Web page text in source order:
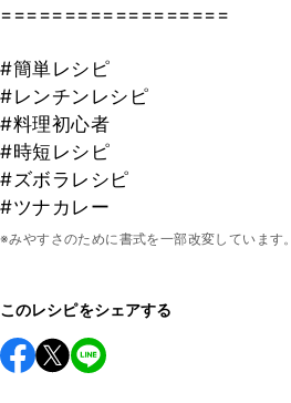
==================
#簡単レシピ
#レンチンレシピ
#料理初心者
#時短レシピ
#ズボラレシピ
#ツナカレー
※みやすさのために書式を一部改変しています。
このレシピをシェアする